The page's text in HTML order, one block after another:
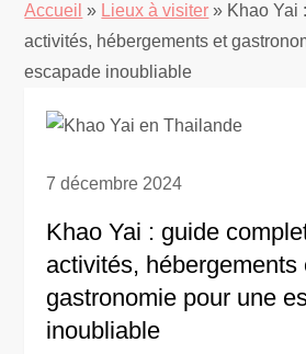
Accueil » Lieux à visiter » Khao Yai
activités, hébergements et
escapade inoubliable
7 décembre 2024
Khao Yai : guide
activités, hébergements
gastronomie pour une
inoubliable